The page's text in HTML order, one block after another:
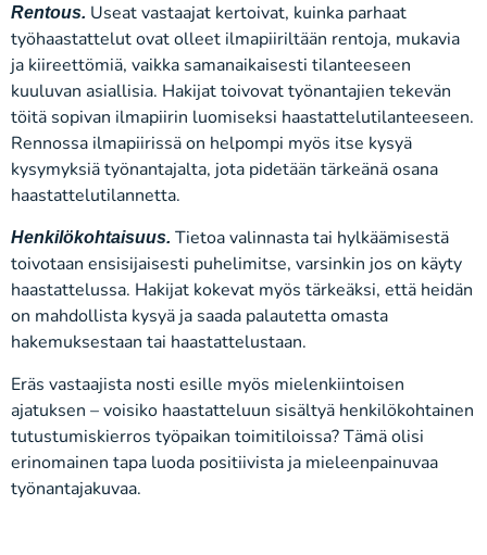
Rentous. Useat vastaajat kertoivat, kuinka parhaat
työhaastattelut ovat olleet ilmapiiriltään rentoja, mukavia
ja kiireettömiä, vaikka samanaikaisesti tilanteeseen
kuuluvan asiallisia. Hakijat toivovat työnantajien tekevän
töitä sopivan ilmapiirin luomiseksi haastattelutilanteeseen.
Rennossa ilmapiirissä on helpompi myös itse kysyä
kysymyksiä työnantajalta, jota pidetään tärkeänä osana
haastattelutilannetta.
Henkilökohtaisuus. Tietoa valinnasta tai hylkäämisestä
toivotaan ensisijaisesti puhelimitse, varsinkin jos on käyty
haastattelussa. Hakijat kokevat myös tärkeäksi, että heidän
on mahdollista kysyä ja saada palautetta omasta
hakemuksestaan tai haastattelustaan.
Eräs vastaajista nosti esille myös mielenkiintoisen
ajatuksen – voisiko haastatteluun sisältyä henkilökohtainen
tutustumiskierros työpaikan toimitiloissa? Tämä olisi
erinomainen tapa luoda positiivista ja mieleenpainuvaa
työnantajakuvaa.